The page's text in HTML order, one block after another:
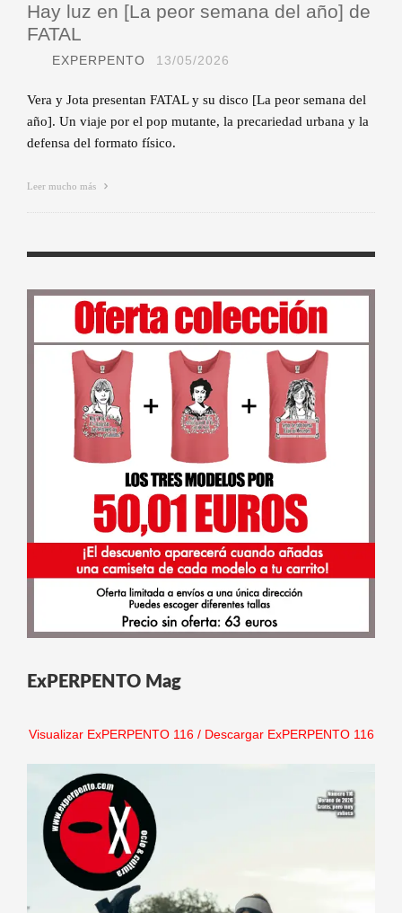
Hay luz en [La peor semana del año] de
FATAL
EXPERPENTO 13/05/2026
Vera y Jota presentan FATAL y su disco [La peor semana del
año]. Un viaje por el pop mutante, la precariedad urbana y la
defensa del formato físico.
Leer mucho más
ExPERPENTO Mag
Visualizar ExPERPENTO 116/ Descargar ExPERPENTO 116